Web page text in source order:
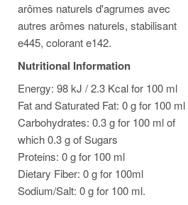
arômes naturels d'agrumes avec
autres arômes naturels, stabilisant
e445, colorant e142.
Nutritional Information
Energy: 98 kJ / 2.3 Kcal for 100 ml
Fat and Saturated Fat: 0 g for 100 ml
Carbohydrates: 0.3 g for 100 ml of
which 0.3 g of Sugars
Proteins: 0 g for 100 ml
Dietary Fiber: 0 g for 100ml
Sodium/Salt: 0 g for 100 ml.